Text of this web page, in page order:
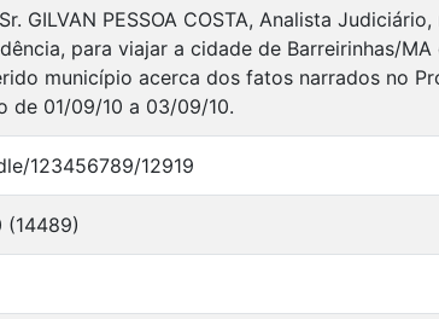
GILVAN PESSOA COSTA, Analista Judiciário,
para viajar a cidade de Barreirinhas/
município acerca dos fatos narrados no
de 01/09/10 a 03/09/10.
123456789/12919
(14489)